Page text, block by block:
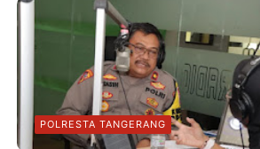
POLRESTA TANGERANG